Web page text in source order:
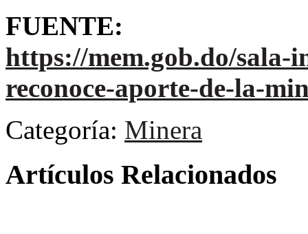
FUENTE:
https://mem.gob.do/
reconoce-aporte-de-la-
Categoría: Minera
Artículos Relacionados